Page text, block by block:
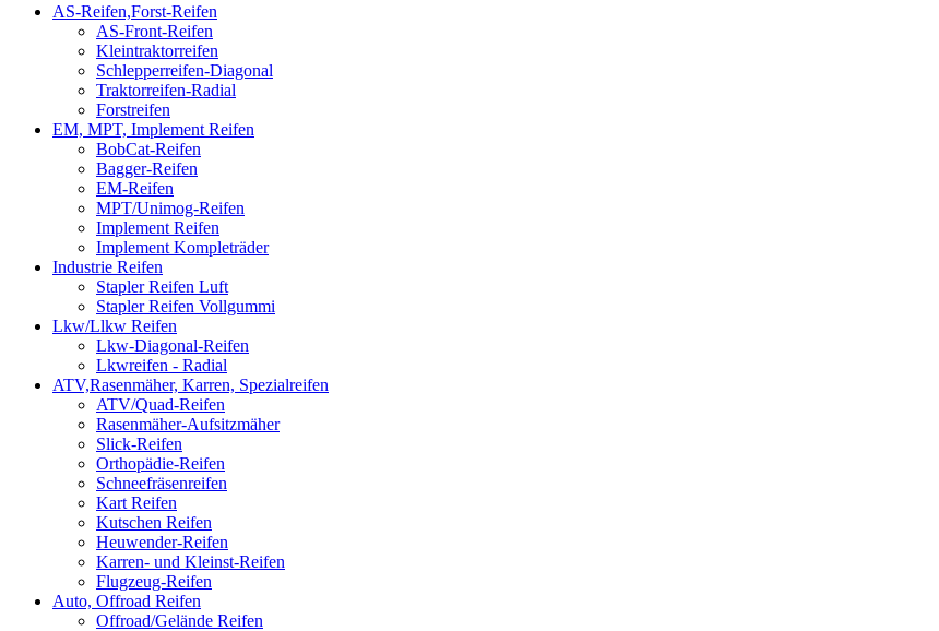
AS-Reifen,Forst-Reifen
AS-Front-Reifen
Kleintraktorreifen
Schlepperreifen-Diagonal
Traktorreifen-Radial
Forstreifen
EM, MPT, Implement Reifen
BobCat-Reifen
Bagger-Reifen
EM-Reifen
MPT/Unimog-Reifen
Implement Reifen
Implement Kompleträder
Industrie Reifen
Stapler Reifen Luft
Stapler Reifen Vollgummi
Lkw/Llkw Reifen
Lkw-Diagonal-Reifen
Lkwreifen - Radial
ATV,Rasenmäher, Karren, Spezialreifen
ATV/Quad-Reifen
Rasenmäher-Aufsitzmäher
Slick-Reifen
Orthopädie-Reifen
Schneefräsenreifen
Kart Reifen
Kutschen Reifen
Heuwender-Reifen
Karren- und Kleinst-Reifen
Flugzeug-Reifen
Auto, Offroad Reifen
Offroad/Gelände Reifen